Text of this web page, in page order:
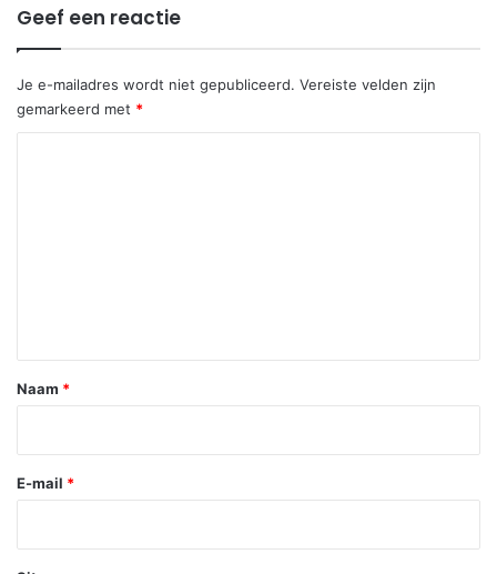
Geef een reactie
Je e-mailadres wordt niet gepubliceerd. Vereiste velden zijn
gemarkeerd met *
*
Naam *
E-mail *